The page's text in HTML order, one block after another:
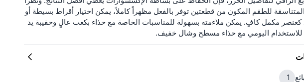
المتناسقة للطقم المكون من قطعتين توفر بالفعل مظهراً كاملاً، يمكن اختيار أقراط بسيطة أو
كعنصر مكمل كافٍ. يمكن ملاءمته بسهولة للمناسبات الخاصة مع حذاء بكعب عالٍ وحقيبة يد
للاستخدام اليومي مع حذاء مسطح وشال خفيف.
1